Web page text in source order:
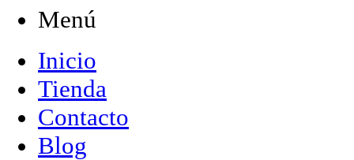
Menú
Inicio
Tienda
Contacto
Blog